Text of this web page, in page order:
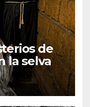
de
la selva